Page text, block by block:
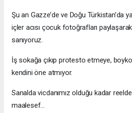
Şu an Gazze’de ve Doğu Türkistan’da
içler acısı çocuk fotoğrafları
sanıyoruz.
İş sokağa çıkıp protesto etmeye,
kendini öne atmıyor.
Sanalda vicdanımız olduğu kadar
maalesef…